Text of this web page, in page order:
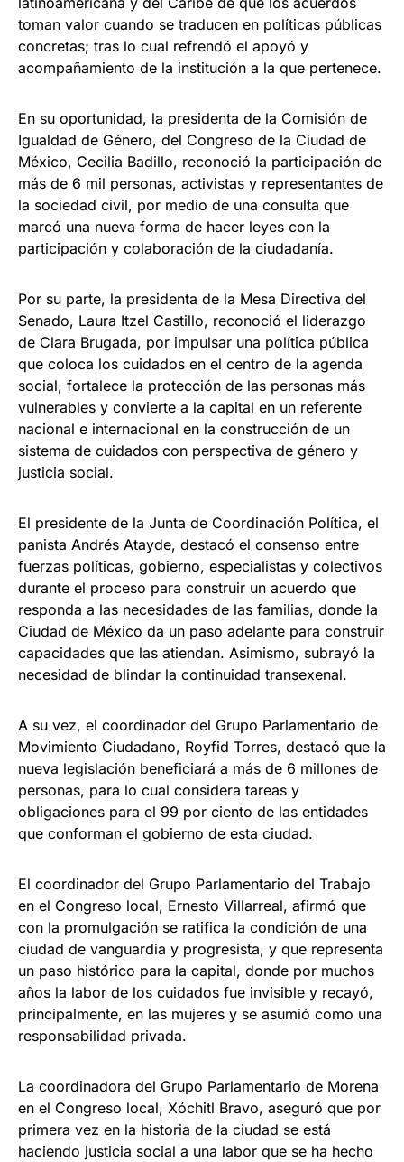
toman valor cuando se traducen en políticas públicas
concretas; tras lo cual refrendó el apoyó y
acompañamiento de la institución a la que pertenece.
En su oportunidad, la presidenta de la Comisión de
Igualdad de Género, del Congreso de la Ciudad de
México, Cecilia Badillo, reconoció la participación de
más de 6 mil personas, activistas y representantes de
la sociedad civil, por medio de una consulta que
marcó una nueva forma de hacer leyes con la
participación y colaboración de la ciudadanía.
Por su parte, la presidenta de la Mesa Directiva del
Senado, Laura Itzel Castillo, reconoció el liderazgo
de Clara Brugada, por impulsar una política pública
que coloca los cuidados en el centro de la agenda
social, fortalece la protección de las personas más
vulnerables y convierte a la capital en un referente
nacional e internacional en la construcción de un
sistema de cuidados con perspectiva de género y
justicia social.
El presidente de la Junta de Coordinación Política, el
panista Andrés Atayde, destacó el consenso entre
fuerzas políticas, gobierno, especialistas y colectivos
durante el proceso para construir un acuerdo que
responda a las necesidades de las familias, donde la
Ciudad de México da un paso adelante para construir
capacidades que las atiendan. Asimismo, subrayó la
necesidad de blindar la continuidad transexenal.
A su vez, el coordinador del Grupo Parlamentario de
Movimiento Ciudadano, Royfid Torres, destacó que la
nueva legislación beneficiará a más de 6 millones de
personas, para lo cual considera tareas y
obligaciones para el 99 por ciento de las entidades
que conforman el gobierno de esta ciudad.
El coordinador del Grupo Parlamentario del Trabajo
en el Congreso local, Ernesto Villarreal, afirmó que
con la promulgación se ratifica la condición de una
ciudad de vanguardia y progresista, y que representa
un paso histórico para la capital, donde por muchos
años la labor de los cuidados fue invisible y recayó,
principalmente, en las mujeres y se asumió como una
responsabilidad privada.
La coordinadora del Grupo Parlamentario de Morena
en el Congreso local, Xóchitl Bravo, aseguró que por
primera vez en la historia de la ciudad se está
haciendo justicia social a una labor que se ha hecho